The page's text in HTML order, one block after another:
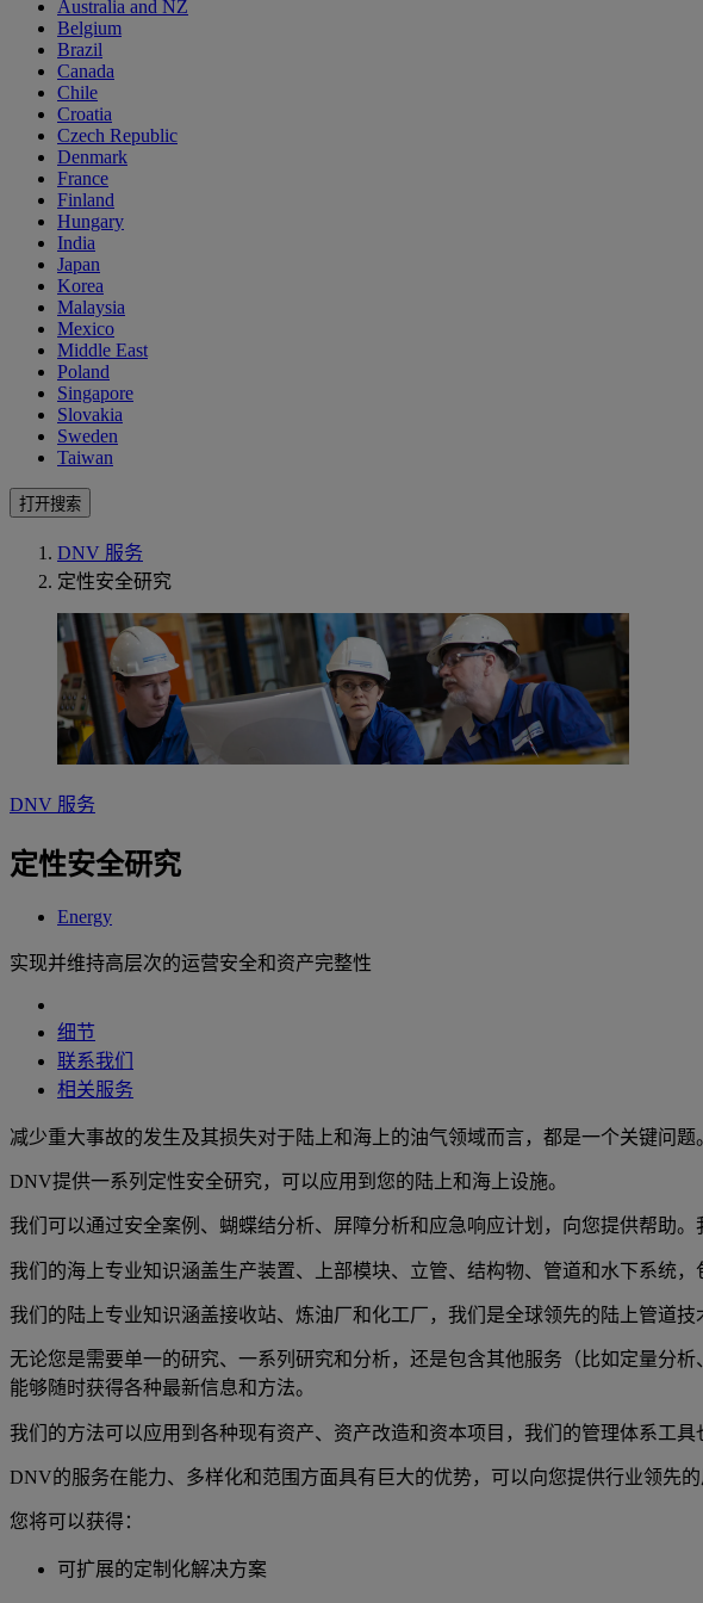
Australia and NZ
Belgium
Brazil
Canada
Chile
Croatia
Czech Republic
Denmark
France
Finland
Hungary
India
Japan
Korea
Malaysia
Mexico
Middle East
Poland
Singapore
Slovakia
Sweden
Taiwan
打开搜索
DNV 服务
定性安全研究
DNV 服务
定性安全研究
Energy
实现并维持高层次的运营安全和资产完整性
细节
联系我们
相关服务
减少重大事故的发生及其损失对于陆上和海上的油气领域而言，都是一个关键问
DNV提供一系列定性安全研究，可以应用到您的陆上和海上设施。
我们可以通过安全案例、蝴蝶结分析、屏障分析和应急响应计划，向您提供帮助
我们的海上专业知识涵盖生产装置、上部模块、立管、结构物、管道和水下系统，
我们的陆上专业知识涵盖接收站、炼油厂和化工厂，我们是全球领先的陆上管道技
无论您是需要单一的研究、一系列研究和分析，还是包含其他服务（比如定量分
能够随时获得各种最新信息和方法。
我们的方法可以应用到各种现有资产、资产改造和资本项目，我们的管理体系工具
DNV的服务在能力、多样化和范围方面具有巨大的优势，可以向您提供行业领先
您将可以获得：
可扩展的定制化解决方案